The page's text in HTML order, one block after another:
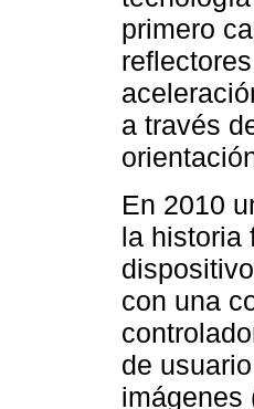
primero
a través
En 2010
la historia
con una
de
imágenes